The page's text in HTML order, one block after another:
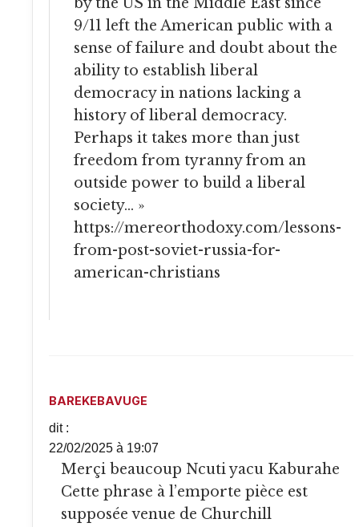
9/11 left the American public with a
sense of failure and doubt about the
ability to establish liberal
democracy in nations lacking a
history of liberal democracy.
Perhaps it takes more than just
freedom from tyranny from an
outside power to build a liberal
society… »
https://mereorthodoxy.com/lessons-
from-post-soviet-russia-for-
american-christians
BAREKEBAVUGE
dit :
22/02/2025 à 19:07
Merçi beaucoup Ncuti yacu Kaburahe
Cette phrase à l’emporte pièce est
supposée venue de Churchill